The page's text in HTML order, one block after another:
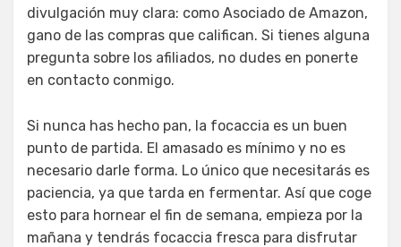
divulgación muy clara: como Asociado de Amazon,
gano de las compras que califican. Si tienes alguna
pregunta sobre los afiliados, no dudes en ponerte
en contacto conmigo.
Si nunca has hecho pan, la focaccia es un buen
punto de partida. El amasado es mínimo y no es
necesario darle forma. Lo único que necesitarás es
paciencia, ya que tarda en fermentar. Así que coge
esto para hornear el fin de semana, empieza por la
mañana y tendrás focaccia fresca para disfrutar